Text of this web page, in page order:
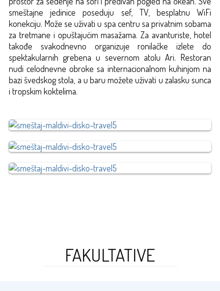
smeštajne jedinice poseduju sef, TV, besplatnu WiFi
konekciju. Može se uživati u spa centru sa privatnim sobama
za tretmane i opuštajućim masažama. Za avanturiste, hotel
takođe svakodnevno organizuje ronilačke izlete do
spektakularnih grebena u severnom atolu Ari. Restoran
nudi celodnevne obroke sa internacionalnom kuhinjom na
bazi švedskog stola, a u baru možete uživati u zalasku sunca
i tropskim koktelima.
FAKULTATIVE